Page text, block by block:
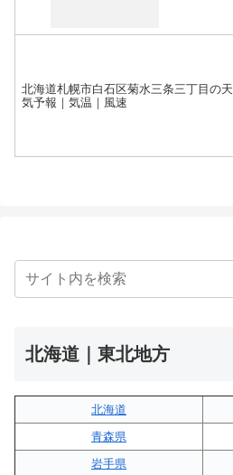
北海道札幌市白石区菊水三条三丁目の天
気予報｜気温｜風速
北海道｜東北地方
北海道
青森県
岩手県